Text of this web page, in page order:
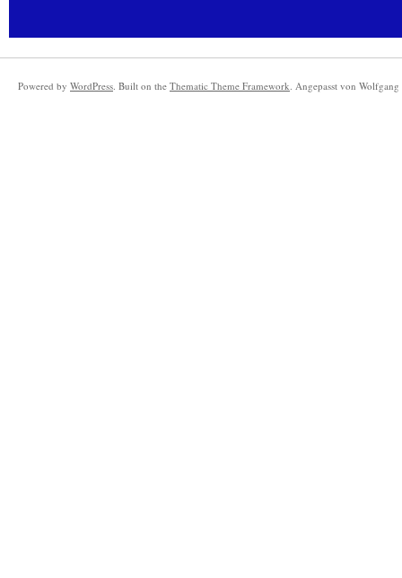
Powered by WordPress. Built on the Thematic Theme Framework. Angepasst von